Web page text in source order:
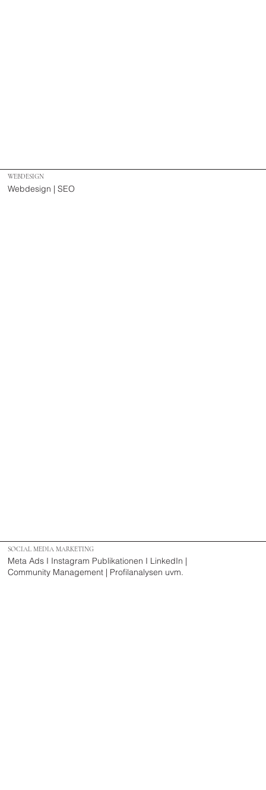
WEBDESIGN
Webdesign | SEO
SOCIAL MEDIA MARKETING
Meta Ads I Instagram Publikationen I LinkedIn |
Community Management | Profilanalysen uvm.